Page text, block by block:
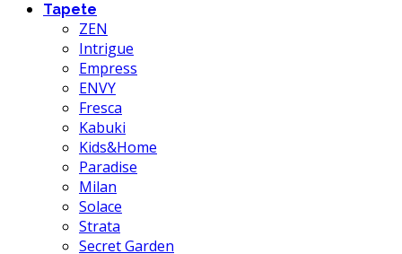
Tapete
ZEN
Intrigue
Empress
ENVY
Fresca
Kabuki
Kids&Home
Paradise
Milan
Solace
Strata
Secret Garden